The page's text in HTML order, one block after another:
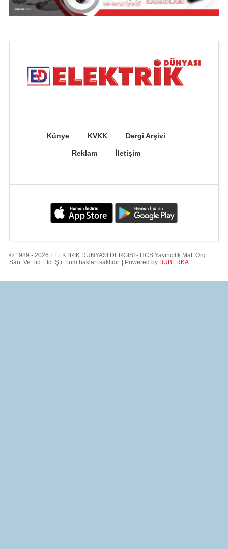
Künye KVKK Dergi Arşivi
Reklam İletişim
© 1989 - 2026 ELEKTRİK DÜNYASI DERGİSİ - HCS Yayıncılık Mat. Org.
San. Ve Tic. Ltd. Şti. Tüm hakları saklıdır. | Powered by BUBERKA